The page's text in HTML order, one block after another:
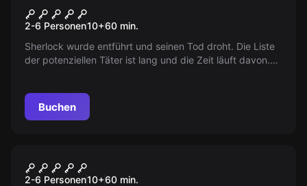
Populär
Sherlock
2-6 Personen10+60 min.
Sherlock wurde entführt und seinen Tod droht. Die Liste
der potenziellen Täter ist lang und die Zeit läuft davon.
Buchen
Populär
Die Zauberschule
2-6 Personen10+60 min.